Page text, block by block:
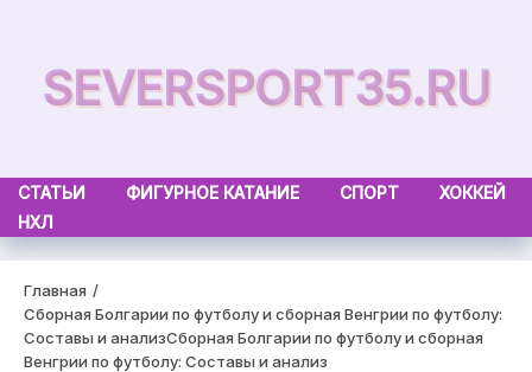
contentSEVERSPORT35.RU
СТАТЬИ ФИГУРНОЕ КАТАНИЕ СПОРТ
ХОККЕЙ
НХЛ
Главная
Сборная Болгарии по футболу и сборная Венгрии по футболу:
Составы и анализСборная Болгарии по футболу и сборная
Венгрии по футболу: Составы и анализ